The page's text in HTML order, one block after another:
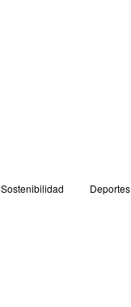
Sostenibilidad Deportes